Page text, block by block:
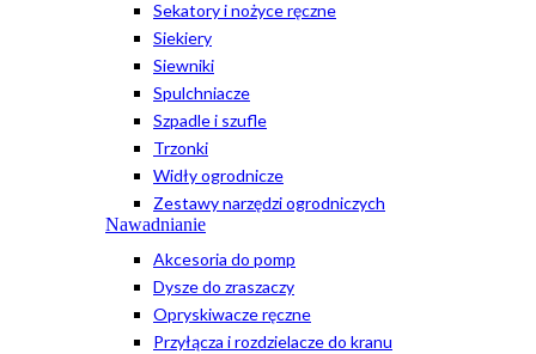
Sekatory i nożyce ręczne
Siekiery
Siewniki
Spulchniacze
Szpadle i szufle
Trzonki
Widły ogrodnicze
Zestawy narzędzi ogrodniczych
Nawadnianie
Akcesoria do pomp
Dysze do zraszaczy
Opryskiwacze ręczne
Przyłącza i rozdzielacze do kranu